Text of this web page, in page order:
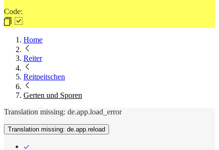
Code:
Home
Reiter
Reitpeitschen
Gerten und Sporen
Translation missing: de.app.load_error
Translation missing: de.app.reload